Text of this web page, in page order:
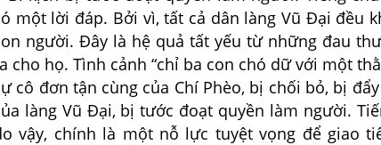
một lời đáp. Bởi vì, tất cả dân làng Vũ Đại đều
người. Đây là hệ quả tất yếu từ những đau
cho họ. Tình cảnh “chỉ ba con chó dữ với một
cô đơn tận cùng của Chí Phèo, bị chối bỏ, bị
làng Vũ Đại, bị tước đoạt quyền làm người.
vậy, chính là một nỗ lực tuyệt vọng để giao